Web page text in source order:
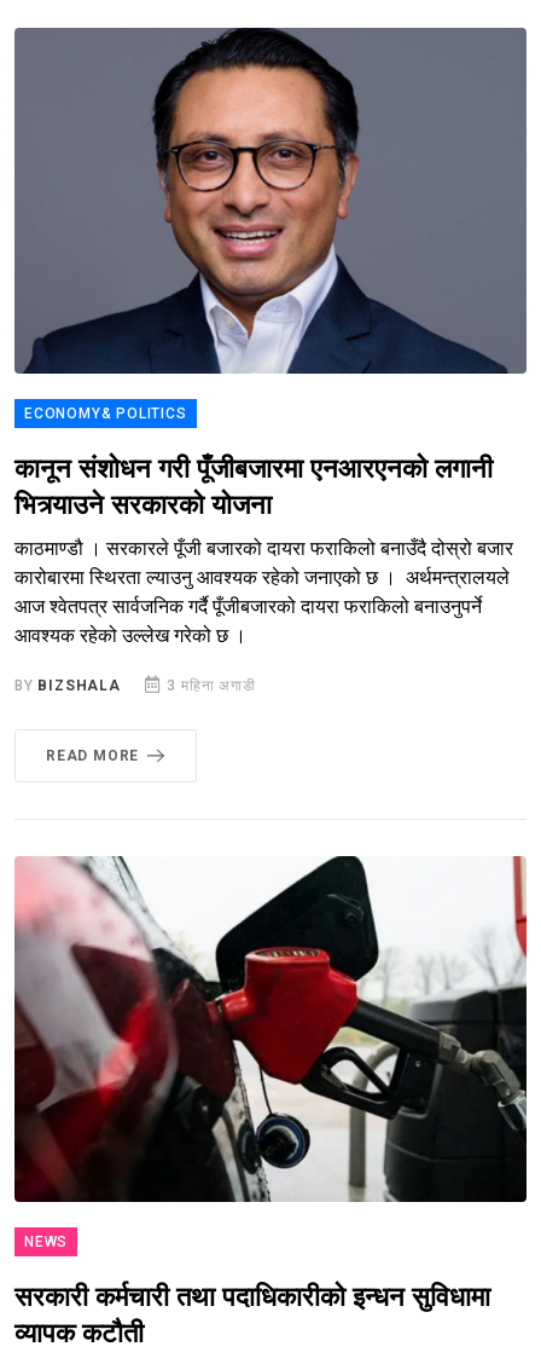
ECONOMY& POLITICS
कानून संशोधन गरी पूँजीबजारमा एनआरएनको लगानी
भित्र्याउने सरकारको योजना
काठमाण्डौ । सरकारले पूँजी बजारको दायरा फराकिलो बनाउँदै दोस्रो बजार
कारोबारमा स्थिरता ल्याउनु आवश्यक रहेको जनाएको छ । अर्थमन्त्रालयले
आज श्वेतपत्र सार्वजनिक गर्दै पूँजीबजारको दायरा फराकिलो बनाउनुपर्ने
आवश्यक रहेको उल्लेख गरेको छ ।
BY BIZSHALA 3 महिना अगाडी
READ MORE
NEWS
सरकारी कर्मचारी तथा पदाधिकारीको इन्धन सुविधामा
व्यापक कटौती